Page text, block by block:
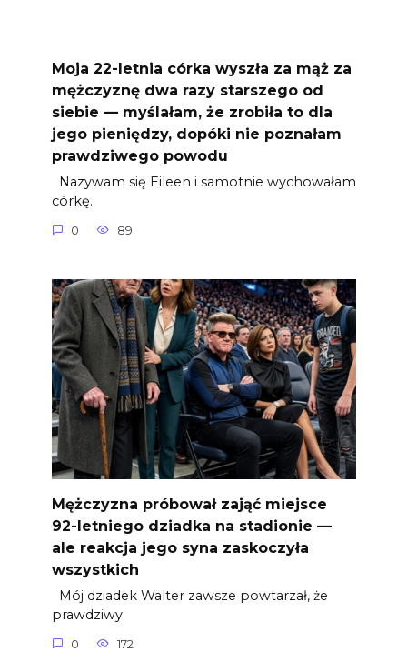
Moja 22-letnia córka wyszła za mąż za
mężczyznę dwa razy starszego od
siebie — myślałam, że zrobiła to dla
jego pieniędzy, dopóki nie poznałam
prawdziwego powodu
Nazywam się Eileen i samotnie wychowałam
córkę.
0 89
Mężczyzna próbował zająć miejsce
92-letniego dziadka na stadionie —
ale reakcja jego syna zaskoczyła
wszystkich
Mój dziadek Walter zawsze powtarzał, że
prawdziwy
0 172